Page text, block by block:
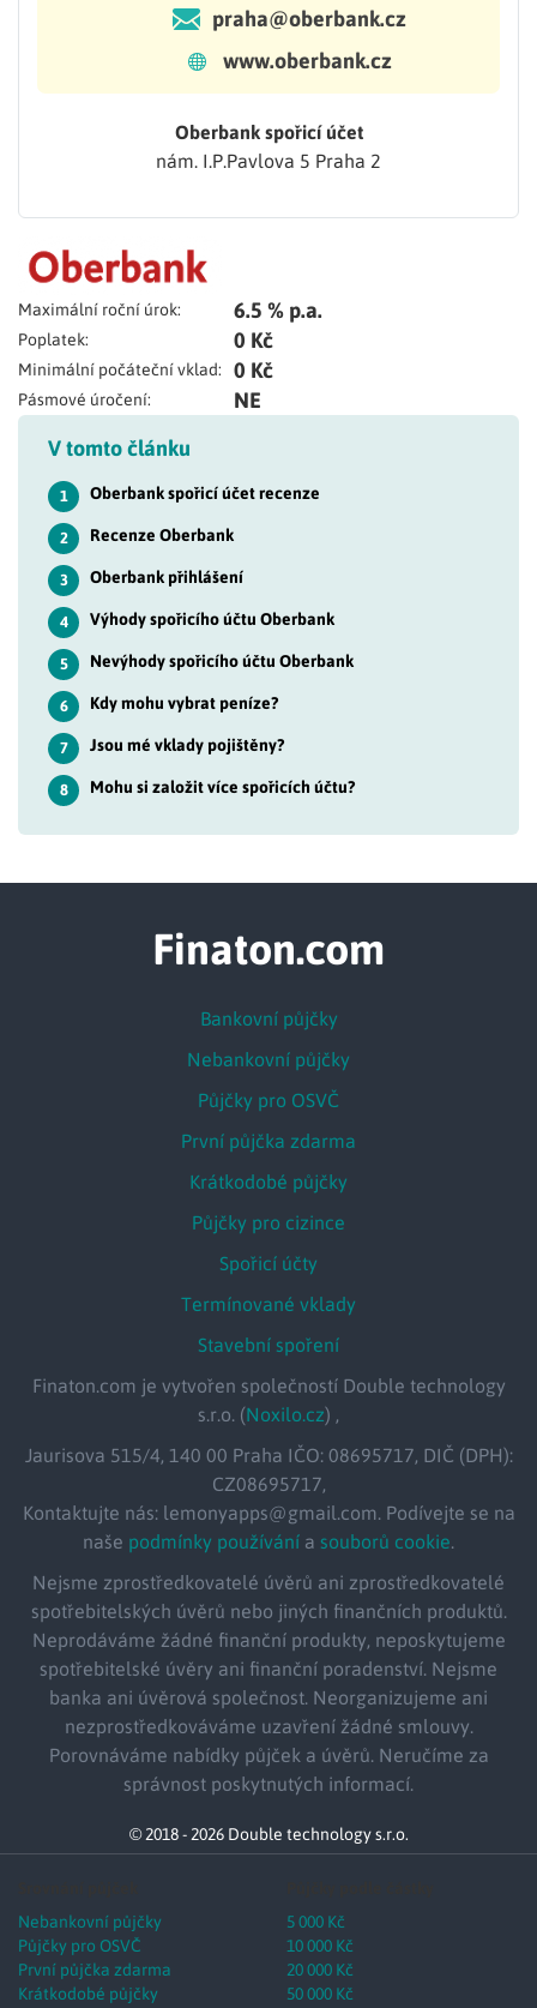
praha@oberbank.cz
www.oberbank.cz
Oberbank spořicí účet
nám. I.P.Pavlova 5 Praha 2
Maximální roční úrok: 6.5 % p.a.
Poplatek: 0 Kč
Minimální počáteční vklad: 0 Kč
Pásmové úročení:
NE
V tomto článku
1 Oberbank spořicí účet recenze
2 Recenze Oberbank
3 Oberbank přihlášení
4 Výhody spořicího účtu Oberbank
5 Nevýhody spořicího účtu Oberbank
6 Kdy mohu vybrat peníze?
7 Jsou mé vklady pojištěny?
8 Mohu si založit více spořicích účtu?
Finaton.com
Bankovní půjčky
Nebankovní půjčky
Půjčky pro OSVČ
První půjčka zdarma
Krátkodobé půjčky
Půjčky pro cizince
Spořicí účty
Termínované vklady
Stavební spoření
Finaton.com je vytvořen společností Double technology
s.r.o. (Noxilo.cz) ,
Jaurisova 515/4, 140 00 Praha IČO: 08695717, DIČ (DPH):
CZ08695717,
Kontaktujte nás: lemonyapps@gmail.com. Podívejte se na
naše podmínky používání a souborů cookie.
Nejsme zprostředkovatelé úvěrů ani zprostředkovatelé
spotřebitelských úvěrů nebo jiných finančních produktů.
Neprodáváme žádné finanční produkty, neposkytujeme
spotřebitelské úvěry ani finanční poradenství. Nejsme
banka ani úvěrová společnost. Neorganizujeme ani
nezprostředkováváme uzavření žádné smlouvy.
Porovnáváme nabídky půjček a úvěrů. Neručíme za
správnost poskytnutých informací.
© 2018 - 2026 Double technology s.r.o.
Nebankovní půjčky
Půjčky pro OSVČ
První půjčka zdarma
Krátkodobé půjčky
5 000 Kč
10 000 Kč
20 000 Kč
50 000 Kč